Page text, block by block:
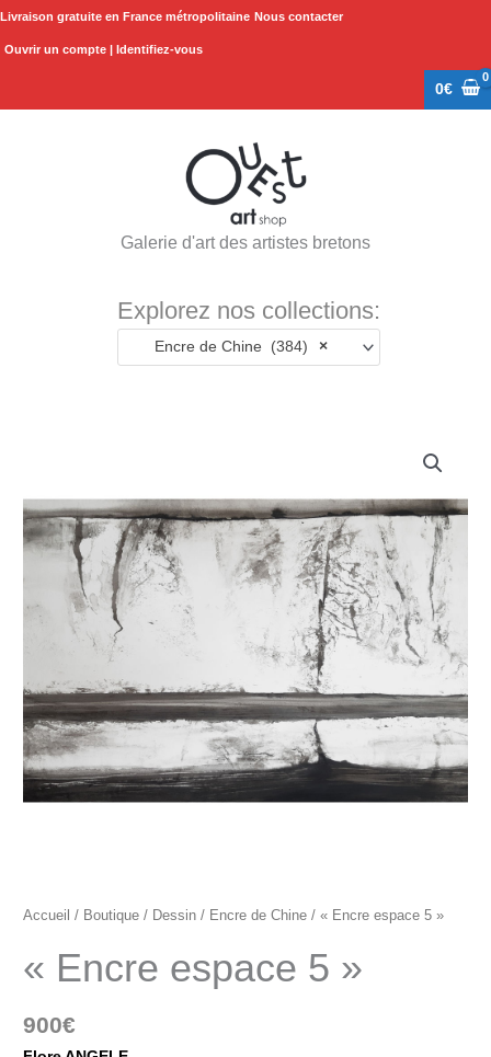
Aller
Livraison gratuite en France métropolitaine Nous contacter
Ouvrir un compte | Identifiez-vous
0€
Galerie d'art des artistes bretons
Explorez nos collections:
×
Encre de Chine (384)
Accueil / Boutique / Dessin / Encre de Chine / « Encre espace 5 »
« Encre espace 5 »
900€
"Encre
espace
5"